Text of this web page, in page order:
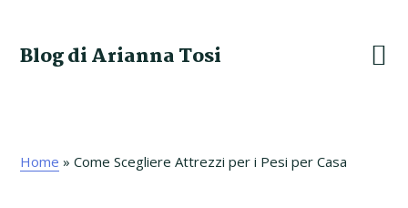
primary
main
primary
footer
Blog di Arianna Tosi
Home »Come Scegliere Attrezzi per i Pesi per Casa